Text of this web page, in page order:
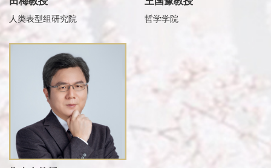
人类表型组研究院 哲学学院